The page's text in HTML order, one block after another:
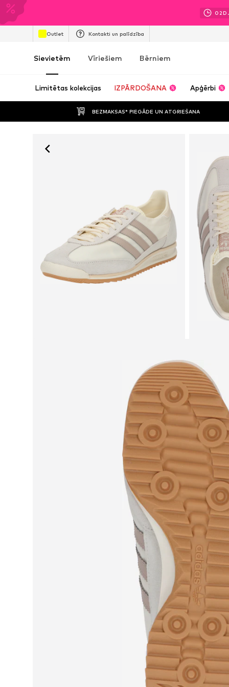
02D.
Outlet Kontakti un palīdzība
Sievietēm Vīriešiem Bērniem
Limitētas kolekcijas IZPĀRDOŠANA Apģērbi
BEZMAKSAS* PIEGĀDE UN ATGRIEŠANA